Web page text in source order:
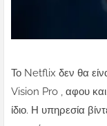
Το Netflix δεν θα
Vision Pro , αφου
ίδιο. Η υπηρεσία